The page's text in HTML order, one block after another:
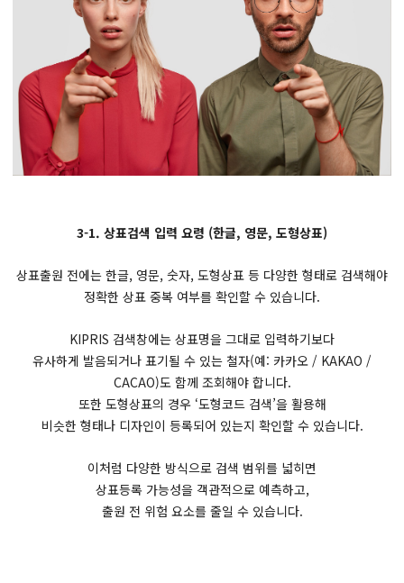
3-1. 상표검색 입력 요령 (한글, 영문, 도형상표)
상표출원 전에는 한글, 영문, 숫자, 도형상표 등 다양한 형태로 검색해야
정확한 상표 중복 여부를 확인할 수 있습니다.
KIPRIS 검색창에는 상표명을 그대로 입력하기보다
유사하게 발음되거나 표기될 수 있는 철자(예: 카카오 / KAKAO /
CACAO)도 함께 조회해야 합니다.
또한 도형상표의 경우 ‘도형코드 검색’을 활용해
비슷한 형태나 디자인이 등록되어 있는지 확인할 수 있습니다.
이처럼 다양한 방식으로 검색 범위를 넓히면
상표등록 가능성을 객관적으로 예측하고,
출원 전 위험 요소를 줄일 수 있습니다.